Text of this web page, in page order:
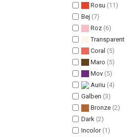
Rosu (11)
Bej (7)
Roz (6)
Transparent
Coral (5)
Maro (5)
Mov (5)
Auriu (4)
Galben (3)
Bronze (2)
Dark (2)
Incolor (1)